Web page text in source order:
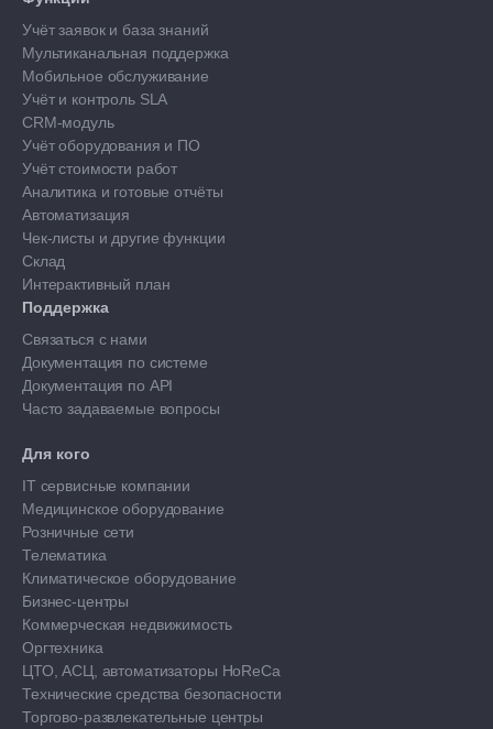
Учёт заявок и база знаний
Мультиканальная поддержка
Мобильное обслуживание
Учёт и контроль SLA
CRM-модуль
Учёт оборудования и ПО
Учёт стоимости работ
Аналитика и готовые отчёты
Автоматизация
Чек-листы и другие функции
Склад
Интерактивный план
Поддержка
Связаться с нами
Документация по системе
Документация по API
Часто задаваемые вопросы
Для кого
IT сервисные компании
Медицинское оборудование
Розничные сети
Телематика
Климатическое оборудование
Бизнес-центры
Коммерческая недвижимость
Оргтехника
ЦТО, АСЦ, автоматизаторы HoReCa
Технические средства безопасности
Торгово-развлекательные центры